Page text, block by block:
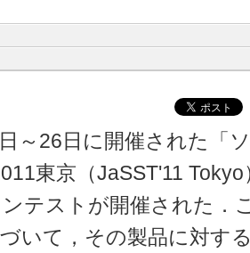
～26日に開催された「
東京（JaSST'11
テストが開催された．
いて，その製品に対す